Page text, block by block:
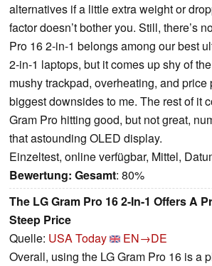
alternatives if a little extra weight or
factor doesn’t bother you. Still, there’s
Pro 16 2-in-1 belongs among our best
2-in-1 laptops, but it comes up shy of
mushy trackpad, overheating, and price
biggest downsides to me. The rest of it
Gram Pro hitting good, but not great,
that astounding OLED display.
Einzeltest, online verfügbar, Mittel,
Bewertung: Gesamt: 80%
The LG Gram Pro 16 2-In-1 Offers A
Steep Price
Quelle: USA Today
EN→DE
Overall, using the LG Gram Pro 16 is a